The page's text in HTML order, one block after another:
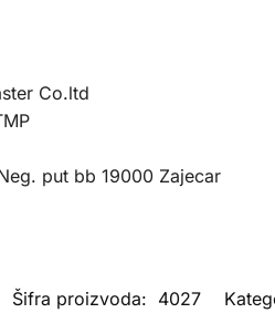
Co.ltd
put bb 19000 Zajecar
Šifra proizvoda: 4027